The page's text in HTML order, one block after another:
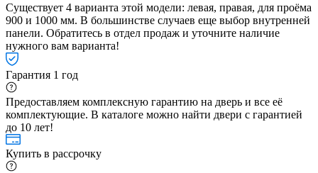
Существует 4 варианта этой модели: левая, правая, для проёма
900 и 1000 мм. В большинстве случаев еще выбор внутренней
панели. Обратитесь в отдел продаж и уточните наличие
нужного вам варианта!
Гарантия 1 год
Предоставляем комплексную гарантию на дверь и все её
комплектующие. В каталоге можно найти двери с гарантией
до 10 лет!
Купить в рассрочку